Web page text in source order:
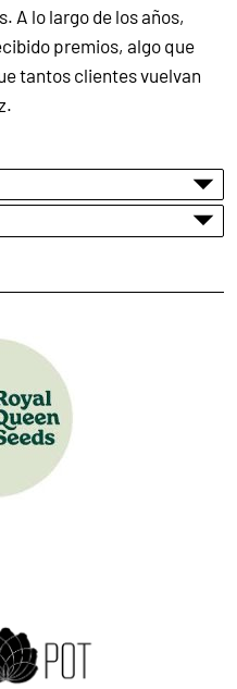
A lo largo de los años,
premios, algo que
tantos clientes vuelvan